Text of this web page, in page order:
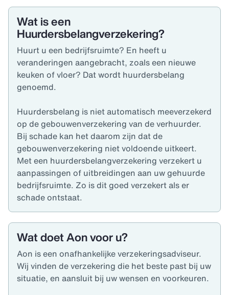
Wat is een
Huurdersbelangverzekering?
Huurt u een bedrijfsruimte? En heeft u
veranderingen aangebracht, zoals een nieuwe
keuken of vloer? Dat wordt huurdersbelang
genoemd.
Huurdersbelang is niet automatisch meeverzekerd
op de gebouwenverzekering van de verhuurder.
Bij schade kan het daarom zijn dat de
gebouwenverzekering niet voldoende uitkeert.
Met een huurdersbelangverzekering verzekert u
aanpassingen of uitbreidingen aan uw gehuurde
bedrijfsruimte. Zo is dit goed verzekert als er
schade ontstaat.
Wat doet Aon voor u?
Aon is een onafhankelijke verzekeringsadviseur.
Wij vinden de verzekering die het beste past bij uw
situatie, en aansluit bij uw wensen en voorkeuren.